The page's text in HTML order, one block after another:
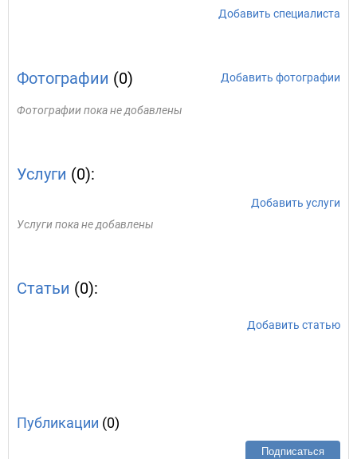
Добавить специалиста
Фотографии (0) Добавить фотографии
Фотографии пока не добавлены
Услуги (0):
Добавить услуги
Услуги пока не добавлены
Статьи (0):
Добавить статью
Публикации (0)
Подписаться